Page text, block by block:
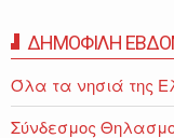
ΔΗΜΟΦΙΛΗ
Όλα τα νησιά της
Σύνδεσμος